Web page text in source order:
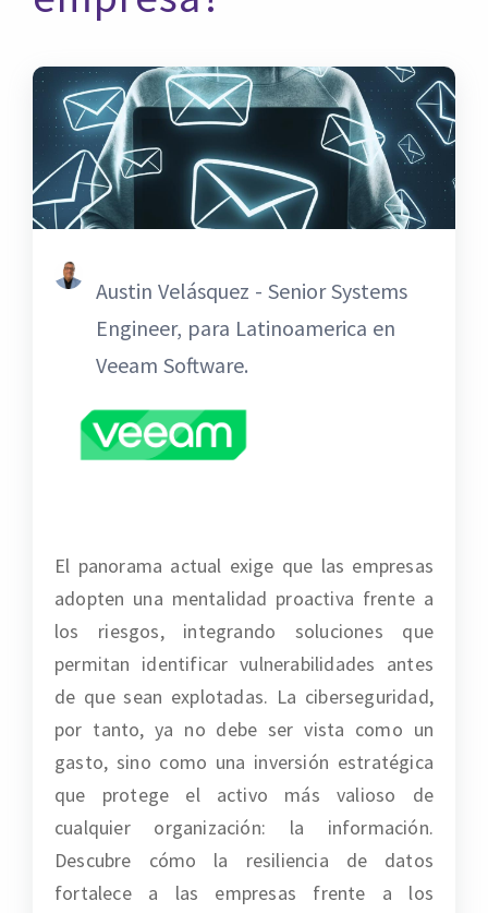
Austin Velásquez - Senior Systems
Engineer, para Latinoamerica en
Veeam Software.
El panorama actual exige que las empresas
adopten una mentalidad proactiva frente a
los riesgos, integrando soluciones que
permitan identificar vulnerabilidades antes
de que sean explotadas. La ciberseguridad,
por tanto, ya no debe ser vista como un
gasto, sino como una inversión estratégica
que protege el activo más valioso de
cualquier organización: la información.
Descubre cómo la resiliencia de datos
fortalece a las empresas frente a los